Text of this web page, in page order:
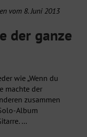
vom 8. Juni 2013
der ganze
wie „Wenn du
machte der
zusammen
Album
…